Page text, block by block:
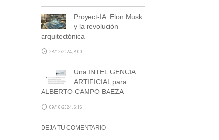
Proyect-IA: Elon Musk
y la revolución
arquitectónica
28/12/2024, 8:00
Una INTELIGENCIA
ARTIFICIAL para
ALBERTO CAMPO BAEZA
09/10/2024, 6:16
DEJA TU COMENTARIO